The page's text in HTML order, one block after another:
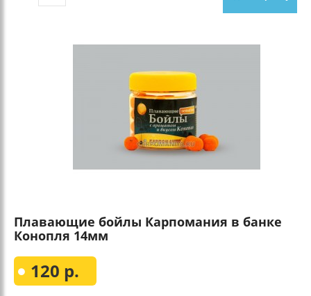
Плавающие бойлы Карпомания в банке
Конопля 14мм
120 р.